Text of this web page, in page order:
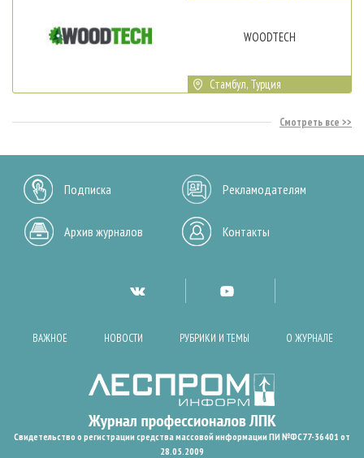
WOODTECH
Стамбул, Турция
Смотреть все
Подписка Рекламодателям
Архив журналов Контакты
ВАЖНОЕ НОВОСТИ РУБРИКИ И ТЕМЫ О ЖУРНАЛЕ
Свидетельство о регистрации средства массовой информации ПИ №ФС77-36401 от
28.05.2009